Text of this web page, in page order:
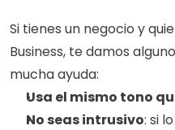
Si tienes un negocio y
Business, te damos
mucha ayuda:
Usa el mismo tono
No seas intrusivo: si